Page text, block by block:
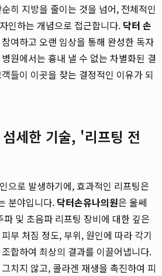
히 지방을 줄이는 것을 넘어, 전체적인
인하는 개념으로 접근합니다. 닥터 손
여하고 오랜 임상을 통해 완성한 독자
원에서는 흉내 낼 수 없는 차별화된 결
들이 이곳을 찾는 결정적인 이유가 되
세한 기술, '리프팅 전
으로 발생하기에, 효과적인 리프팅은
분야입니다. 닥터손유나의원은 울쎄
및 초음파 리프팅 장비에 대한 깊은
부 처짐 정도, 부위, 원인에 따라 각기
합하여 최상의 결과를 이끌어냅니다.
치지 않고, 콜라겐 재생을 촉진하여 피